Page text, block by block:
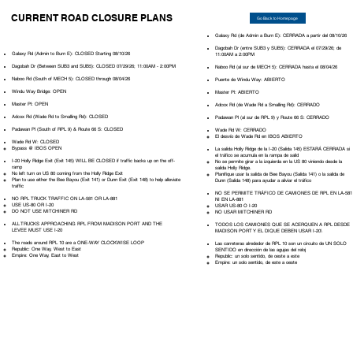
CURRENT ROAD CLOSURE PLANS
Galaxy Rd (Admin to Burn E): CLOSED Starting 08/10/26
Dagobah Dr (Between SUB3 and SUB5): CLOSED 07/29/26; 11:00AM - 2:00PM
Naboo Rd (South of MECH 5): CLOSED through 08/04/26
Windu Way Bridge: OPEN
Master Pl: OPEN
Adcox Rd (Wade Rd to Smalling Rd): CLOSED
Padawan Pl (South of RPL 9) & Route 66 S: CLOSED
Wade Rd W: CLOSED
Bypass @ IBOS OPEN
I-20 Holly Ridge Exit (Exit 145) WILL BE CLOSED if traffic backs up on the off-
ramp
No left turn on US 80 coming from the Holly Ridge Exit
Plan to use either the Bee Bayou (Exit 141) or Dunn Exit (Exit 148) to help alleviate
traffic
NO RPL TRUCK TRAFFIC ON LA-581 OR LA-881
USE US-80 OR I-20
DO NOT USE MITCHINER RD
ALL TRUCKS APPROACHING RPL FROM MADISON PORT AND THE
LEVEE MUST USE I-20
The roads around RPL 10 are a ONE-WAY CLOCKWISE LOOP
Republic: One Way, West to East
Empire: One Way, East to West
Galaxy Rd (de Admin a Burn E): CERRADA a partir del 08/10/26
Dagobah Dr (entre SUB3 y SUB5): CERRADA el 07/29/26; de
11:00AM a 2:00PM
Naboo Rd (al sur de MECH 5): CERRADA hasta el 08/04/26
Puente de Windu Way: ABIERTO
Master Pl: ABIERTO
Adcox Rd (de Wade Rd a Smalling Rd): CERRADO
Padawan Pl (al sur de RPL 9) y Route 66 S: CERRADO
Wade Rd W: CERRADO
El desvío de Wade Rd en IBOS ABIERTO
La salida Holly Ridge de la I-20 (Salida 145) ESTARÁ CERRADA si
el tráfico se acumula en la rampa de salid
No se permite girar a la izquierda en la US 80 viniendo desde la
salida Holly Ridge.
Planifique usar la salida de Bee Bayou (Salida 141) o la salida de
Dunn (Salida 148) para ayudar a aliviar el tráfico
NO SE PERMITE TRÁFICO DE CAMIONES DE RPL EN LA-581
NI EN LA-881
USAR US-80 O I-20
NO USAR MITCHINER RD
TODOS LOS CAMIONES QUE SE ACERQUEN A RPL DESDE
MADISON PORT Y EL DIQUE DEBEN USAR I-20\
Las carreteras alrededor de RPL 10 son un circuito de UN SOLO
SENTIDO en dirección de las agujas del reloj
Republic: un solo sentido, de oeste a este
Empire: un solo sentido, de este a oeste
Go Back to Homepage